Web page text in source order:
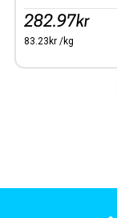
282.97kr
83.23kr /kg